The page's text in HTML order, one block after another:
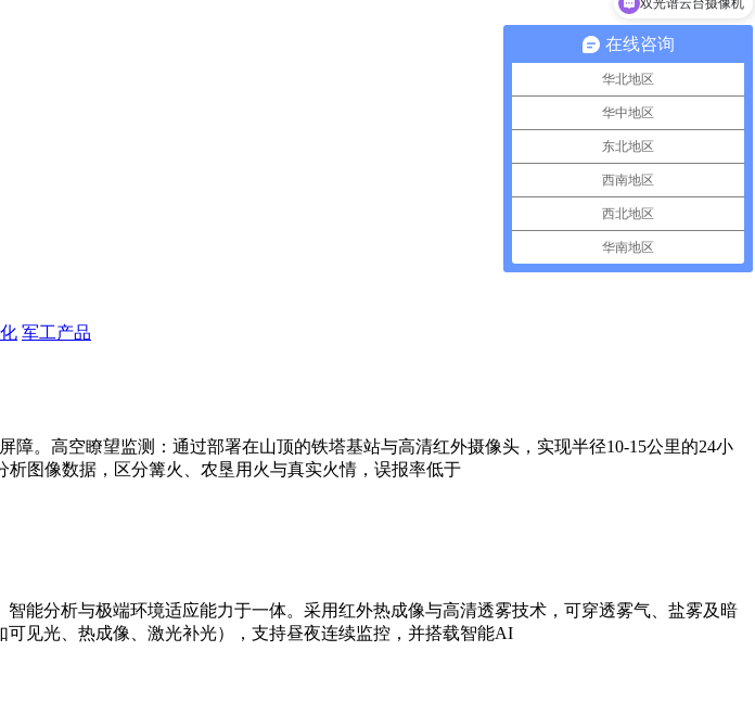
军工产品
。高空瞭望监测：通过部署在山顶的铁塔基站与高清红外摄像头，实现半径10-15公里的24小
图像数据，区分篝火、农垦用火与真实火情，误报率低于
能分析与极端环境适应能力于一体。采用红外热成像与高清透雾技术，可穿透雾气、盐雾及暗
见光、热成像、激光补光），支持昼夜连续监控，并搭载智能AI
在线咨询
华北地区
华中地区
东北地区
西南地区
西北地区
华南地区
激光夜视仪